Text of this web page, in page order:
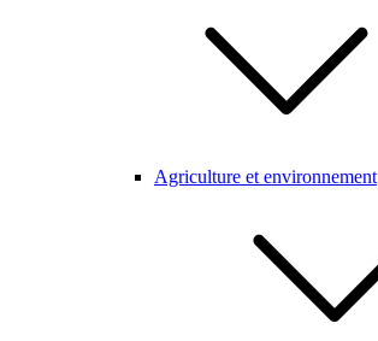
Agriculture et environnement